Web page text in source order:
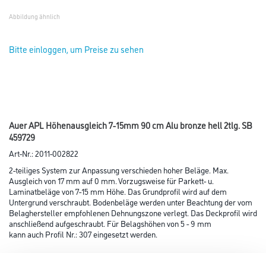
Abbildung ähnlich
Bitte einloggen, um Preise zu sehen
Auer APL Höhenausgleich 7-15mm 90 cm Alu bronze hell 2tlg. SB
459729
Art-Nr.:2011-002822
2-teiliges System zur Anpassung verschieden hoher Beläge. Max.
Ausgleich von 17 mm auf 0 mm. Vorzugsweise für Parkett- u.
Laminatbeläge von 7-15 mm Höhe. Das Grundprofil wird auf dem
Untergrund verschraubt. Bodenbeläge werden unter Beachtung der vom
Belaghersteller empfohlenen Dehnungszone verlegt. Das Deckprofil wird
anschließend aufgeschraubt. Für Belagshöhen von 5 - 9 mm
kann auch Profil Nr.: 307 eingesetzt werden.